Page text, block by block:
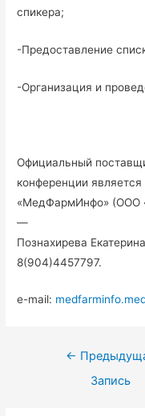
спикера;
-Предоставление
-Организация и
Официальный
конференции
«МедФармИнфо» (ООО
—
Познахирева
8(904)4457797.
e-mail:
←
Запись